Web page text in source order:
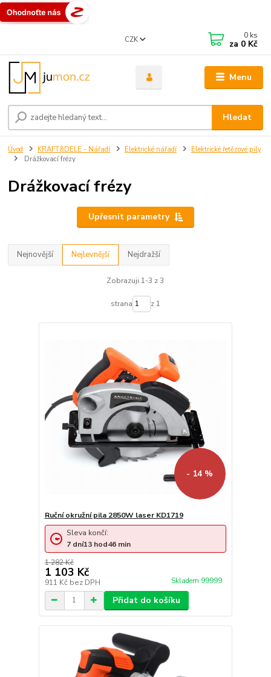
Menu
CZK
Hledat
0 ks
za 0 Kč
Úvod KRAFT&DELE - Nářadí Elektrické nářadí
Elektrické řetězové pily
Drážkovací frézy
Drážkovací frézy
Upřesnit parametry
Nejnovější Nejlevnější Nejdražší
Zobrazuji 1-3 z 3
strana z 1
- 14 %
Ruční okružní pila 2850W laser KD1719
1 282 Kč
1 103 Kč
911 Kč bez DPH Skladem 99999
Sleva končí:
7 dní13 hod46 min
Přidat do košíku